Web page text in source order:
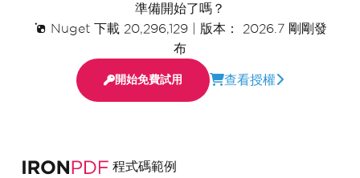
程式碼範例
準備開始了嗎？
Nuget 下載 20,296,129| 版本： 2026.7 剛剛發
布
開始免費試用 查看授權